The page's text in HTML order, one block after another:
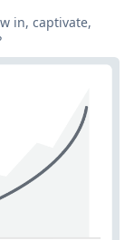
in, captivate,